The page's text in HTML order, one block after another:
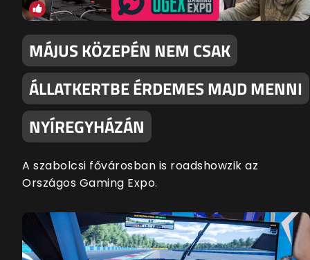
MÁJUS KÖZEPÉN NEM CSAK
ÁLLATKERTBE ÉRDEMES MAJD MENNI
NYÍREGYHÁZÁN
A szabolcsi fővárosban is roadshowzik az
Országos Gaming Expo.